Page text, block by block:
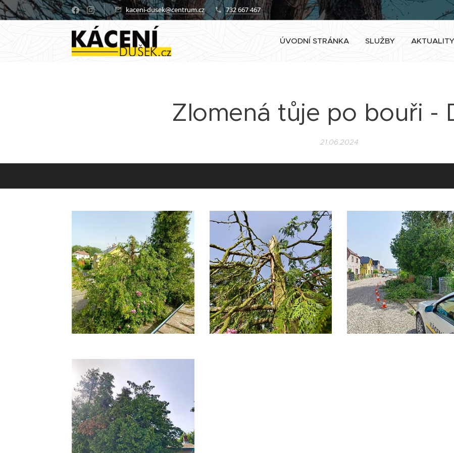
kaceni-dusek@centrum.cz 732 667 467
ÚVODNÍ STRÁNKA SLUŽBY AKTUALITY
Zlomená tůje po bouři -
21.06.2024